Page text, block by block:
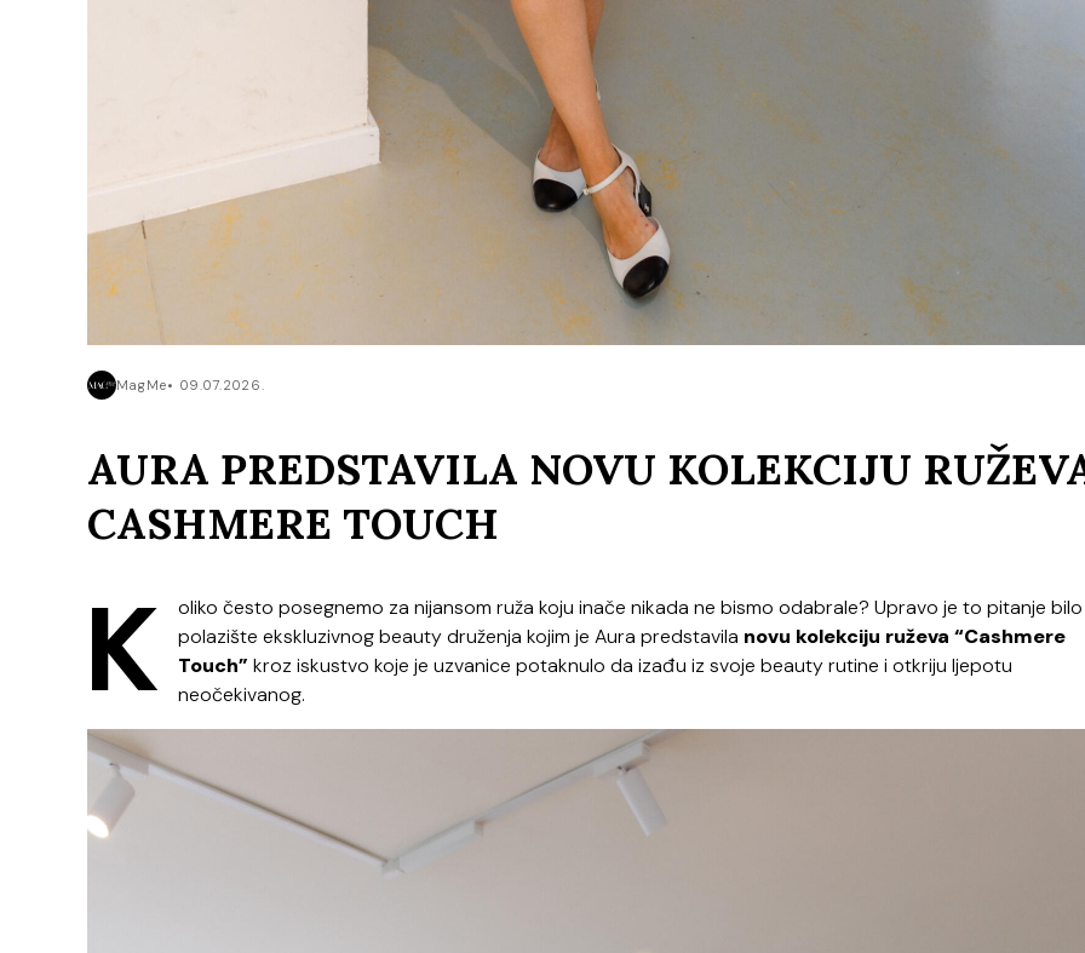
MagMe 09.07.2026.
AURA PREDSTAVILA NOVU KOLEKCIJU
CASHMERE TOUCH
K
oliko često posegnemo za nijansom ruža koju inače nikada ne bismo odabrale? Upravo je to pitanje bilo
polazište ekskluzivnog beauty druženja kojim je Aura predstavila novu kolekciju ruževa “Cashmere
Touch” kroz iskustvo koje je uzvanice potaknulo da izađu iz svoje beauty rutine i otkriju ljepotu
neočekivanog.